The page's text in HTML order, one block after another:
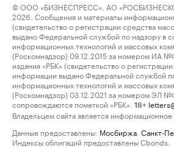
© ООО «БИЗНЕСПРЕСС», АО
2026. Сообщения и материалы
(свидетельство о регистрации средства
выдано Федеральной службой по надзору в
информационных технологий и массовых
(Роскомнадзор) 09.12.2015 за номером ИА
издания «РБК» (свидетельство о
информации выдано Федеральной службой
информационных технологий и массовых
(Роскомнадзор) 03.12.2021 за номером ЭЛ
сопровождаются пометкой «РБК».
18+
Владельцем сайта является информационное
Данные предоставлены: Мосбиржа Санкт-
Индексы облигаций предоставлены Cbonds.